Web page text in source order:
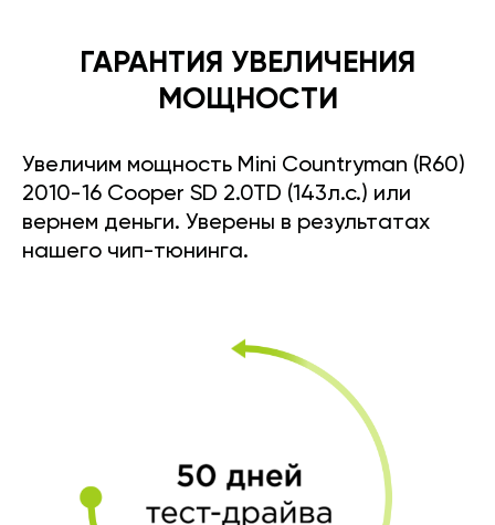
ГАРАНТИЯ УВЕЛИЧЕНИЯ
МОЩНОСТИ
Увеличим мощность Mini Countryman (R60)
2010-16 Cooper SD 2.0TD (143л.с.) или
вернем деньги. Уверены в результатах
нашего чип-тюнинга.